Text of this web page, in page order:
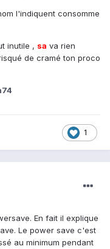
l'indiquent consomme
inutile , sa va rien
de cramé ton proco
1
En fait il explique
Le power save c'est
au minimum pendant